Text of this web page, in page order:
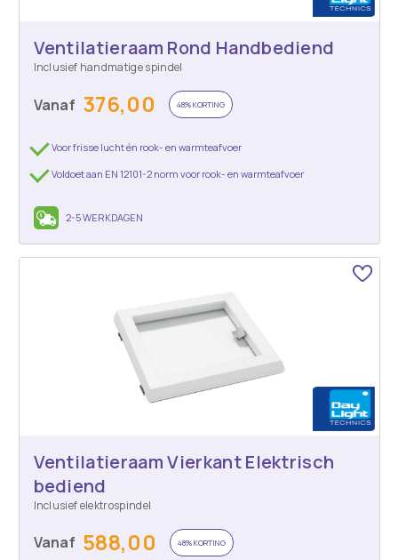
Ventilatieraam Rond Handbediend
Inclusief handmatige spindel
Vanaf 376,00 48% KORTING
Voor frisse lucht én rook- en warmteafvoer
Voldoet aan EN 12101-2 norm voor rook- en warmteafvoer
2-5 WERKDAGEN
Ventilatieraam Vierkant Elektrisch
bediend
Inclusief elektrospindel
Vanaf 588,00 48% KORTING